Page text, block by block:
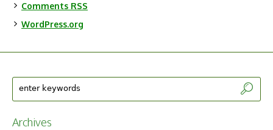
Comments RSS
WordPress.org
Archives